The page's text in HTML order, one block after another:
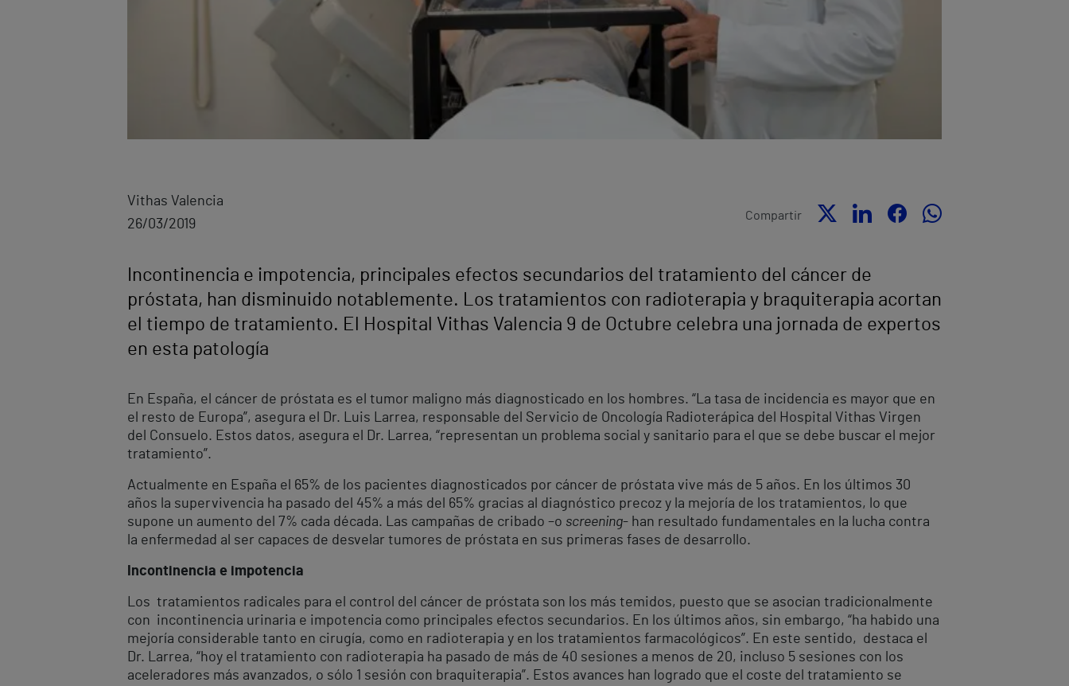
Vithas Valencia
26/03/2019
Compartir
Incontinencia e impotencia, principales efectos secundarios del tratamiento del cáncer de
próstata, han disminuido notablemente. Los tratamientos con radioterapia y braquiterapia acortan
el tiempo de tratamiento. El Hospital Vithas Valencia 9 de Octubre celebra una jornada de expertos
en esta patología
En España, el cáncer de próstata es el tumor maligno más diagnosticado en los hombres. “La tasa de incidencia es mayor que en
el resto de Europa”, asegura el Dr. Luis Larrea, responsable del Servicio de Oncología Radioterápica del Hospital Vithas Virgen
del Consuelo. Estos datos, asegura el Dr. Larrea, “representan un problema social y sanitario para el que se debe buscar el mejor
tratamiento”.
Actualmente en España el 65% de los pacientes diagnosticados por cáncer de próstata vive más de 5 años. En los últimos 30
años la supervivencia ha pasado del 45% a más del 65% gracias al diagnóstico precoz y la mejoría de los tratamientos, lo que
supone un aumento del 7% cada década. Las campañas de cribado –o screening- han resultado fundamentales en la lucha contra
la enfermedad al ser capaces de desvelar tumores de próstata en sus primeras fases de desarrollo.
Incontinencia e impotencia
Los tratamientos radicales para el control del cáncer de próstata son los más temidos, puesto que se asocian tradicionalmente
con incontinencia urinaria e impotencia como principales efectos secundarios. En los últimos años, sin embargo, “ha habido una
mejoría considerable tanto en cirugía, como en radioterapia y en los tratamientos farmacológicos”. En este sentido, destaca el
Dr. Larrea, “hoy el tratamiento con radioterapia ha pasado de más de 40 sesiones a menos de 20, incluso 5 sesiones con los
aceleradores más avanzados, o sólo 1 sesión con braquiterapia”. Estos avances han logrado que el coste del tratamiento se